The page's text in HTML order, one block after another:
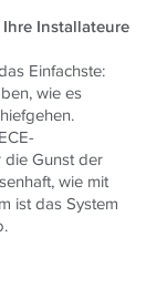
Installateure
Einfachste:
wie es
die Gunst der
wie mit
ist das System